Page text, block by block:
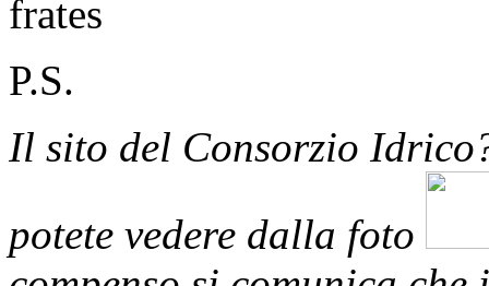
frates
P.S.
Il sito del Consorzio
potete vedere dalla foto